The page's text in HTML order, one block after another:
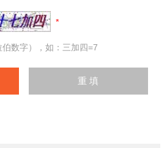
数字），如：三加四=7